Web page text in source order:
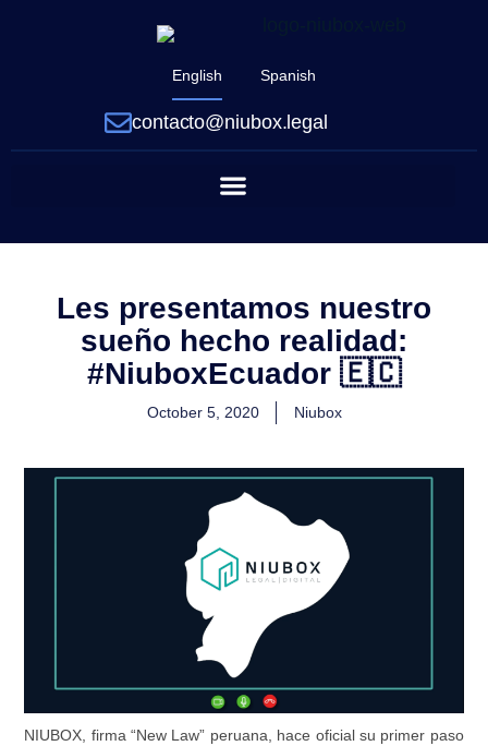
contacto@niubox.legal
English Spanish
Les presentamos nuestro
sueño hecho realidad:
#NiuboxEcuador 🇪🇨
October 5, 2020 Niubox
NIUBOX, firma “New Law” peruana, hace oficial su primer paso